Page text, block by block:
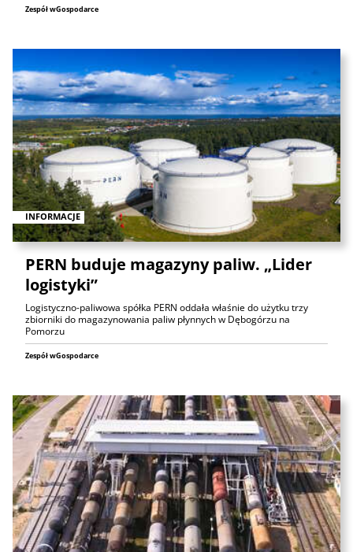
Zespół wGospodarce
INFORMACJE
PERN buduje magazyny paliw. „Lider
logistyki”
Logistyczno-paliwowa spółka PERN oddała właśnie do użytku trzy
zbiorniki do magazynowania paliw płynnych w Dębogórzu na
Pomorzu
Zespół wGospodarce